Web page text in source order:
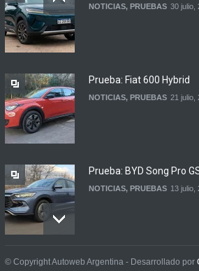
NOTICIAS, PRUEBAS 30 julio,
Prueba: Fiat 600 Hybrid
NOTICIAS, PRUEBAS 21 julio,
Prueba: BYD Song Pro
NOTICIAS, PRUEBAS 13 julio,
Contacto: Jeep Wrangler
© Copyright Autoweb Argentina - Desarrollado por